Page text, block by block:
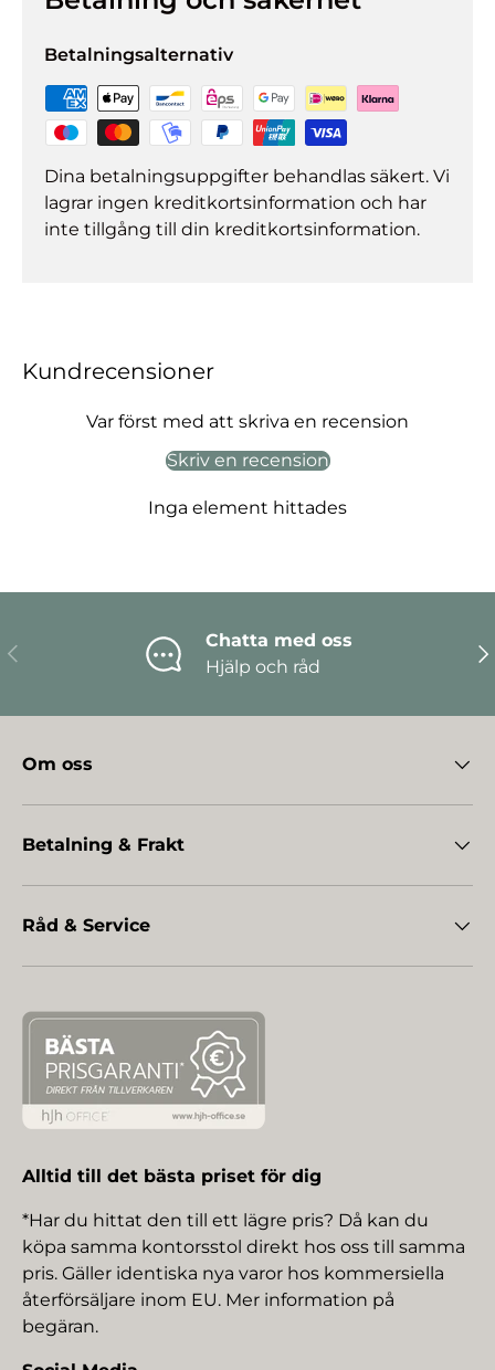
Betalningsalternativ
Dina betalningsuppgifter behandlas säkert. Vi
lagrar ingen kreditkortsinformation och har
inte tillgång till din kreditkortsinformation.
Kundrecensioner
Var först med att skriva en recension
Skriv en recension
Inga element hittades
Föregående
Chatta med oss
Hjälp och råd
Om oss
Betalning & Frakt
Råd & Service
Alltid till det bästa priset för dig
*Har du hittat den till ett lägre pris? Då kan du
köpa samma kontorsstol direkt hos oss till samma
pris. Gäller identiska nya varor hos kommersiella
återförsäljare inom EU. Mer information på
begäran.